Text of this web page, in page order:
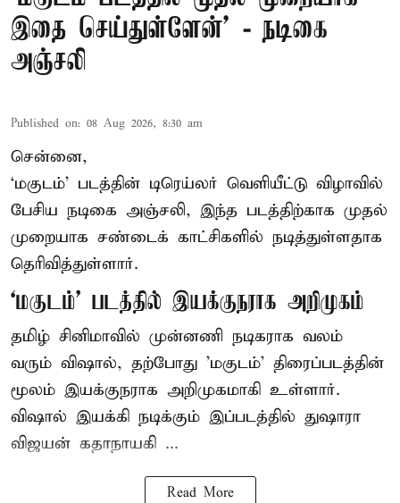
இதை செய்துள்ளேன்’ - நடிகை
அஞ்சலி
Published on: 08 Aug 2026, 8:30 am
சென்னை,
‘மகுடம்’ படத்தின் டிரெய்லர் வெளியீட்டு விழாவில்
பேசிய நடிகை அஞ்சலி, இந்த படத்திற்காக முதல்
முறையாக சண்டைக் காட்சிகளில் நடித்துள்ளதாக
தெரிவித்துள்ளார்.
‘மகுடம்’ படத்தில் இயக்குநராக அறிமுகம்
தமிழ் சினிமாவில் முன்னணி நடிகராக வலம்
வரும் விஷால், தற்போது 'மகுடம்' திரைப்படத்தின்
மூலம் இயக்குநராக அறிமுகமாகி உள்ளார்.
விஷால் இயக்கி நடிக்கும் இப்படத்தில் துஷாரா
விஜயன் கதாநாயகி ...
Read More